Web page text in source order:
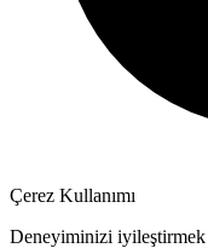
Çerez Kullanımı
Deneyiminizi iyileştirmek